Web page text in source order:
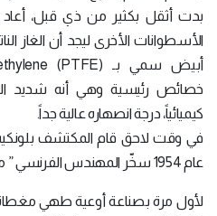
بدت أثقل بكثير من ذي قبل،
الأسطوانات الأخرى ليجد أن الغاز
خصائص رئيسية وهي أنه شديد
كيميائياً، درجة انصهاره عالية جداً.
في وقت لاحق قام المكتشف
عام 1954 سخّر المهندس الفرنسي ” مارك غريغوار “ تلك المادة
لأول مرة بصناعة أوعية طهي مغطاة